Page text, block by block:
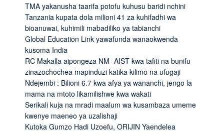
TMA yakanusha taarifa potofu kuhusu baridi nchini
Tanzania kupata dola milioni 41 za kuhifadhi wa
bioanuwai, kuhimili mabadiliko ya tabianchi
Global Education Link yawafunda wanaokwenda
kusoma India
RC Makalla aipongeza NM- AIST kwa tafiti na bunifu
zinazochochea mapinduzi katika kilimo na ufugaji
Ndejembi : Bilioni 6.7 kwa afya ya wananchi, jengo la
mama na mtoto likamilishwe kwa wakati
Serikali kuja na mradi maalum wa kusambaza umeme
kwenye maeneo ya uzalishaji
Kutoka Gumzo Hadi Uzoefu, ORIJIN Yaendelea